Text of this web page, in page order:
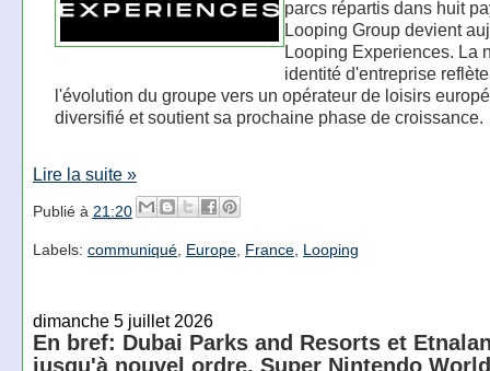
parcs répartis dans huit
Looping Group devient
Looping Experiences. La
identité d'entreprise reflète
l'évolution du groupe vers un opérateur de loisirs
diversifié et soutient sa prochaine phase de croissance.
Lire la suite »
Publié à 21:20
Labels: communiqué, Europe, France, Looping
dimanche 5 juillet 2026
En bref: Dubai Parks and Resorts et
jusqu'à nouvel ordre, Super Nintendo